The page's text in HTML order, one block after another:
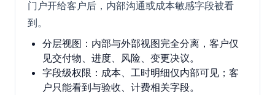
门户开给客户后，内部沟通或成本敏感字段被看
到。
分层视图：内部与外部视图完全分离，客户仅
见交付物、进度、风险、变更决议。
字段级权限：成本、工时明细仅内部可见；客
户只能看到与验收、计费相关字段。